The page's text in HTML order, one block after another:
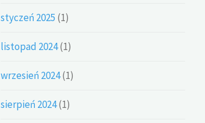
styczeń 2025 (1)
listopad 2024(1)
wrzesień 2024(1)
sierpień 2024(1)